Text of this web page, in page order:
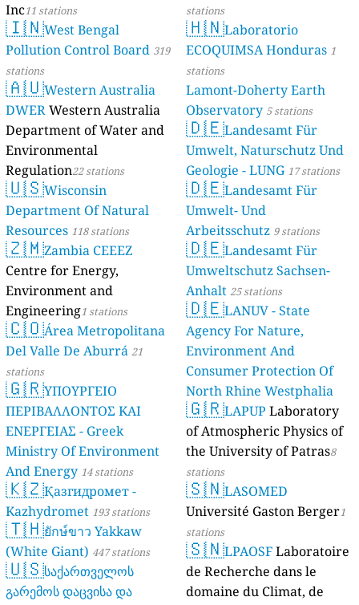
stations
🇭🇳Laboratorio
ECOQUIMSA Honduras 1
stations
Lamont-Doherty Earth
Observatory 5 stations
🇩🇪Landesamt Für
Umwelt, Naturschutz Und
Geologie - LUNG 17 stations
🇩🇪Landesamt Für
Umwelt- Und
Arbeitsschutz 9 stations
🇩🇪Landesamt Für
Umweltschutz Sachsen-
Anhalt 25 stations
🇩🇪LANUV - State
Agency For Nature,
Environment And
Consumer Protection Of
North Rhine Westphalia
(Landesamt Für Natur,
Umwelt Und
Verbraucherschutz NRW)
61 stations
🇬🇷LAPUPLaboratory
of Atmospheric Physics of
the University of Patras8
stations
🇸🇳LASOMED
Université Gaston Berger1
stations
🇸🇳LPAOSFLaboratoire
de Recherche dans le
domaine du Climat, de
Inc11 stations
🇮🇳West Bengal
Pollution Control Board 319
stations
🇦🇺Western Australia
DWERWestern Australia
Department of Water and
Environmental
Regulation22 stations
🇺🇸Wisconsin
Department Of Natural
Resources 118 stations
🇿🇲Zambia CEEEZ
Centre for Energy,
Environment and
Engineering1 stations
🇨🇴Área Metropolitana
Del Valle De Aburrá 21
stations
🇬🇷ΥΠΟΥΡΓΕΙΟ
ΠΕΡΙΒΑΛΛΟΝΤΟΣ ΚΑΙ
ΕΝΕΡΓΕΙΑΣ - Greek
Ministry Of Environment
And Energy 14 stations
🇰🇿Қазгидромет -
Kazhydromet 193 stations
🇹🇭ยักษ์ขาว Yakkaw
(White Giant) 447 stations
🇺🇸საქართველოს
გარემოს დაცვისა და